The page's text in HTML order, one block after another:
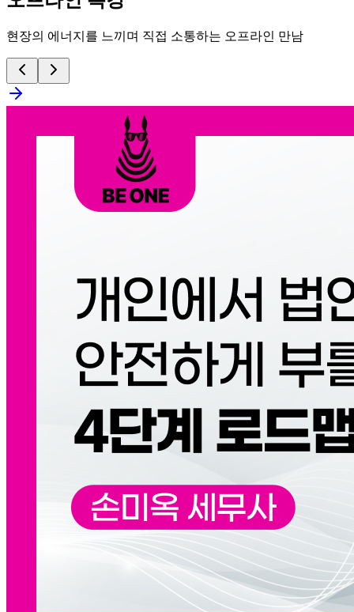
현장의 에너지를 느끼며 직접 소통하는 오프라인 만남